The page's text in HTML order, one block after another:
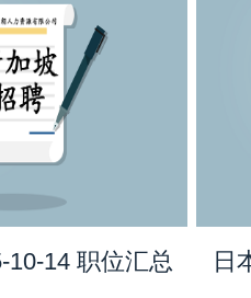
10-14 职位汇总 日